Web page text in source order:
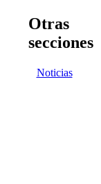
Otras
secciones
Noticias